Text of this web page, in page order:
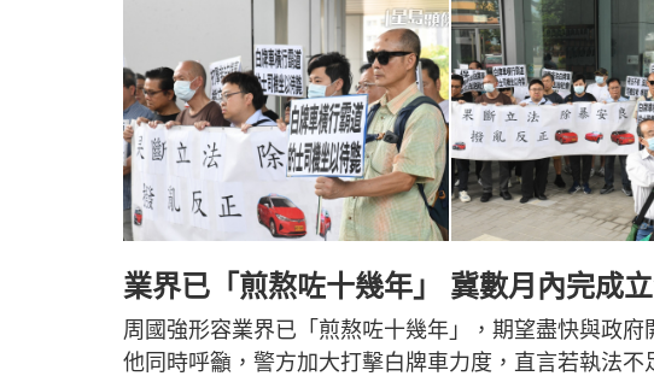
業界已「煎熬咗十幾年」 冀數月內完成
周國強形容業界已「煎熬咗十幾年」，期望盡快與政
他同時呼籲，警方加大打擊白牌車力度，直言若執法